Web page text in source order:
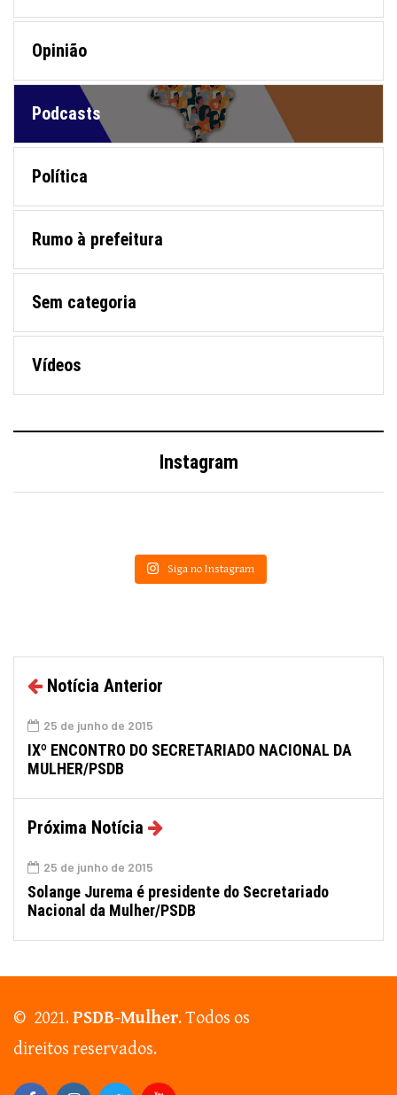
Opinião
Podcasts
Política
Rumo à prefeitura
Sem categoria
Vídeos
Instagram
Siga no Instagram
Notícia Anterior
25 de junho de 2015
IXº ENCONTRO DO SECRETARIADO NACIONAL DA
MULHER/PSDB
Próxima Notícia
25 de junho de 2015
Solange Jurema é presidente do Secretariado
Nacional da Mulher/PSDB
© 2021.PSDB-Mulher. Todos os
direitos reservados.